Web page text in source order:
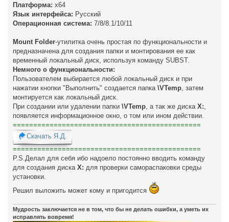
Платформа: х64
Язык интерфейса: Русский
Операционная система: 7/8/8.1/10/11
Mount Folder-утилитка очень простая по функциональности и
предназначена для создания папки и монтирования ее как
временный локальный диск, используя команду SUBST.
Немного о функциональности:
Пользователем выбирается любой локальный диск и при
нажатии кнопки "Выполнить" создается папка \VTemp , затем
монтируется как локальный диск.
При создании или удалении папки \VTemp , а так же диска Х:
появляется информационное окно, о том или ином действии.
==============================================
Скачать Я.Д.
==============================================
P.S.Делал для себя ибо надоело постоянно вводить команду
для создания диска Х: для проверки самораспаковки среды
установки.
Решил выложить может кому и пригодится
Мудрость заключается не в том, что бы не делать ошибки, а уметь их
исправлять вовремя!